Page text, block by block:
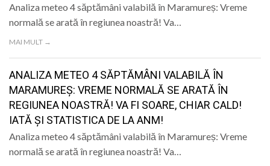
Analiza meteo 4 săptămâni valabilă în Maramureș: Vreme
normală se arată în regiunea noastră! Va…
MAI MULT →
ANALIZA METEO 4 SĂPTĂMÂNI VALABILĂ ÎN
MARAMUREȘ: VREME NORMALĂ SE ARATĂ ÎN
REGIUNEA NOASTRĂ! VA FI SOARE, CHIAR CALD!
IATĂ ȘI STATISTICA DE LA ANM!
Analiza meteo 4 săptămâni valabilă în Maramureș: Vreme
normală se arată în regiunea noastră! Va…